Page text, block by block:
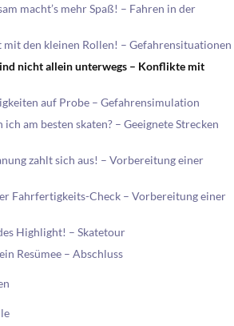
macht’s mehr Spaß! – Fahren in der
mit den kleinen Rollen! – Gefahrensituationen
nicht allein unterwegs – Konflikte mit
auf Probe – Gefahrensimulation
am besten skaten? – Geeignete Strecken
zahlt sich aus! – Vorbereitung einer
Fahrfertigkeits-Check – Vorbereitung einer
Highlight! – Skatetour
Resümee – Abschluss